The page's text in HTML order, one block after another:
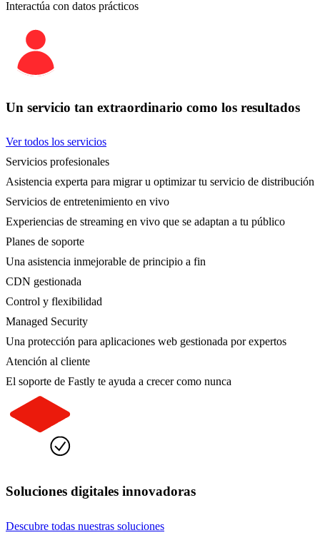
Interactúa con datos prácticos
Un servicio tan extraordinario como los resultados
Ver todos los servicios
Servicios profesionales
Asistencia experta para migrar u optimizar tu servicio de distribución
Servicios de entretenimiento en vivo
Experiencias de streaming en vivo que se adaptan a tu público
Planes de soporte
Una asistencia inmejorable de principio a fin
CDN gestionada
Control y flexibilidad
Managed Security
Una protección para aplicaciones web gestionada por expertos
Atención al cliente
El soporte de Fastly te ayuda a crecer como nunca
Soluciones digitales innovadoras
Descubre todas nuestras soluciones